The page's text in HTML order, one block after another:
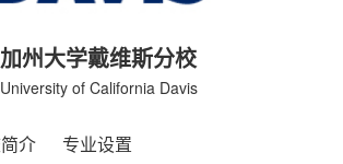
加州大学戴维斯分校
University of California Davis
介 专业设置